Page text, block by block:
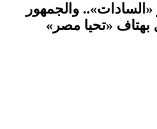
والجمهور
بهتاف «تحيا مصر»